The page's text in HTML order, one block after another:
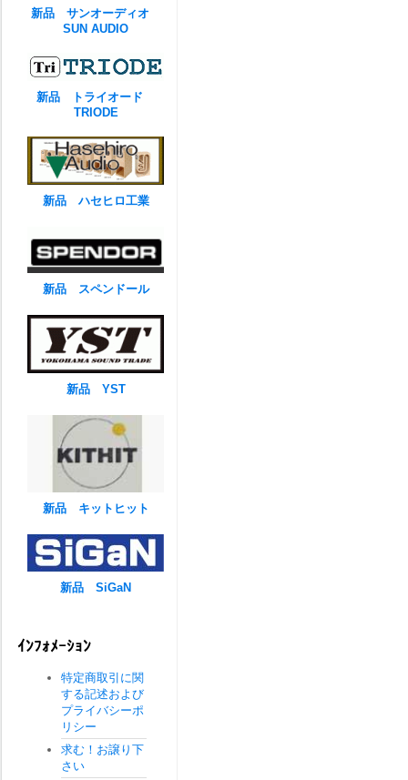
新品 サンオーディオ
SUN AUDIO
新品 トライオード
TRIODE
新品 ハセヒロ工業
新品 スペンドール
新品 YST
新品 キットヒット
新品 SiGaN
ｲﾝﾌｫﾒｰｼｮﾝ
特定商取引に関
する記述および
プライバシーポ
リシー
求む！お譲り下
さい